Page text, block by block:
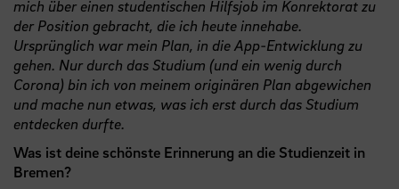
mich über einen studentischen Hilfsjob im Konrektorat zu
der Position gebracht, die ich heute innehabe.
Ursprünglich war mein Plan, in die App-Entwicklung zu
gehen. Nur durch das Studium (und ein wenig durch
Corona) bin ich von meinem originären Plan abgewichen
und mache nun etwas, was ich erst durch das Studium
entdecken durfte.
Was ist deine schönste Erinnerung an die Studienzeit in
Bremen?